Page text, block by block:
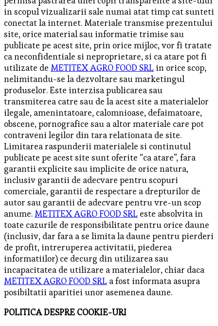
in scopul vizualizarii sale numai atat timp cat sunteti
conectat la internet. Materiale transmise prezentului
site, orice material sau informatie trimise sau
publicate pe acest site, prin orice mijloc, vor fi tratate
ca neconfidentiale si neproprietare, si ca atare pot fi
utilizate de METITEX AGRO FOOD SRLin orice scop,
nelimitandu-se la dezvoltare sau marketingul
produselor. Este interzisa publicarea sau
transmiterea catre sau de la acest site a materialelor
ilegale, amenintatoare, calomnioase, defaimatoare,
obscene, pornografice sau a altor materiale care pot
contraveni legilor din tara relationata de site.
Limitarea raspunderii materialele si continutul
publicate pe acest site sunt oferite “ca atare”, fara
garantii explicite sau implicite de orice natura,
inclusiv garantii de adecvare pentru scopuri
comerciale, garantii de respectare a drepturilor de
autor sau garantii de adecvare pentru vre-un scop
anume. METITEX AGRO FOOD SRL este absolvita in
toate cazurile de responsibilitate pentru orice daune
(inclusiv, dar fara a se limita la daune pentru pierderi
de profit, intreruperea activitatii, piederea
informatiilor) ce decurg din utilizarea sau
incapacitatea de utilizare a materialelor, chiar daca
METITEX AGRO FOOD SRL a fost informata asupra
posibiltatii aparitiei unor asemenea daune.
POLITICA DESPRE COOKIE-URI